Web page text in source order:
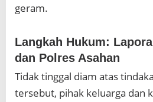
geram.
Langkah Hukum:
dan Polres Asahan
Tidak tinggal diam atas
tersebut, pihak keluarga dan